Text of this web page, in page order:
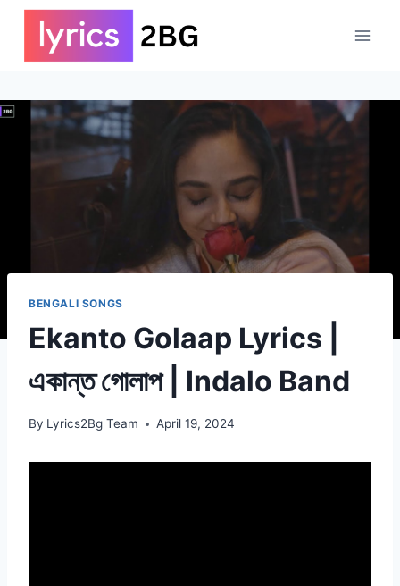
Skip
content
BENGALI SONGS
Ekanto Golaap Lyrics |
একান্ত গোলাপ | Indalo Band
By Lyrics2Bg Team April 19, 2024